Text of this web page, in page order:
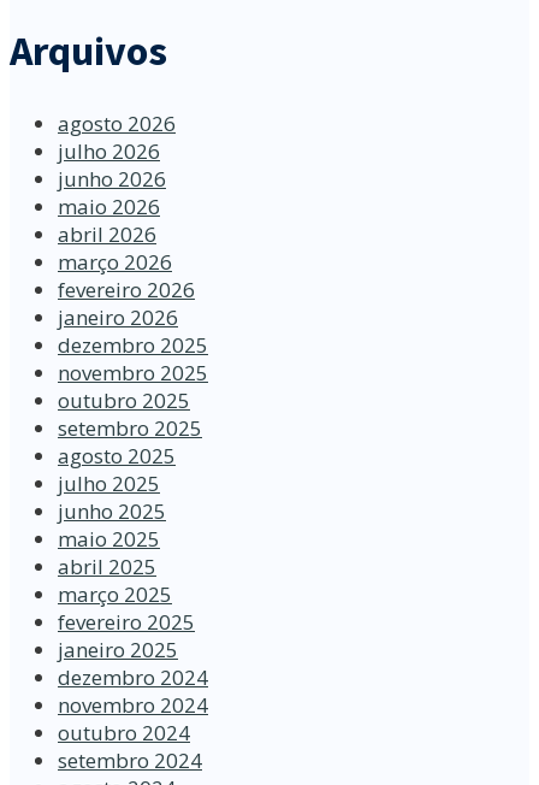
Arquivos
agosto 2026
julho 2026
junho 2026
maio 2026
abril 2026
março 2026
fevereiro 2026
janeiro 2026
dezembro 2025
novembro 2025
outubro 2025
setembro 2025
agosto 2025
julho 2025
junho 2025
maio 2025
abril 2025
março 2025
fevereiro 2025
janeiro 2025
dezembro 2024
novembro 2024
outubro 2024
setembro 2024